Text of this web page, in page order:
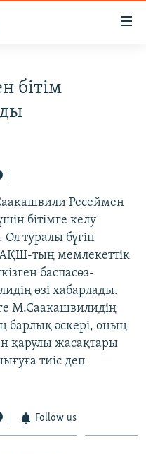
бітім
Ресеймен
бітімге келу
Ол туралы бүгін
тың мемлекеттік
баспасөз-
өзі хабарлады.
М.Саакашвилидің
барлық әскері, оның
қарулы жасақтары
тиіс деп
Follow us